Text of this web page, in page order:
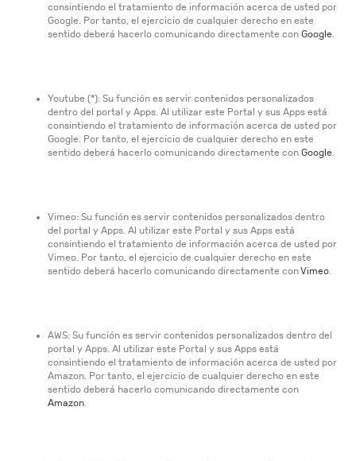
consintiendo el tratamiento de información acerca de usted por
Google. Por tanto, el ejercicio de cualquier derecho en este
sentido deberá hacerlo comunicando directamente con Google.
Youtube (*): Su función es servir contenidos personalizados
dentro del portal y Apps. Al utilizar este Portal y sus Apps está
consintiendo el tratamiento de información acerca de usted por
Google. Por tanto, el ejercicio de cualquier derecho en este
sentido deberá hacerlo comunicando directamente con Google.
Vimeo: Su función es servir contenidos personalizados dentro
del portal y Apps. Al utilizar este Portal y sus Apps está
consintiendo el tratamiento de información acerca de usted por
Vimeo. Por tanto, el ejercicio de cualquier derecho en este
sentido deberá hacerlo comunicando directamente conVimeo.
AWS: Su función es servir contenidos personalizados dentro del
portal y Apps. Al utilizar este Portal y sus Apps está
consintiendo el tratamiento de información acerca de usted por
Amazon. Por tanto, el ejercicio de cualquier derecho en este
sentido deberá hacerlo comunicando directamente con
Amazon.